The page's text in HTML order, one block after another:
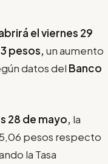
el viernes 29
pesos, un aumento
datos del Banco
28 de mayo, la
pesos respecto
la Tasa